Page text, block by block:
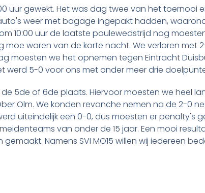
gewekt. Het was dag twee van het toernooi
weer met bagage ingepakt hadden,
10:00 uur de laatste poulewedstrijd nog
moe waren van de korte nacht. We verloren met
moesten we het opnemen tegen Eintracht
5-0 voor ons met onder meer drie
5de of 6de plaats. Hiervoor moesten we heel
Olm. We konden revanche nemen na de 2-0
uiteindelijk een 0-0, dus moesten er penalty's
van onder de 15 jaar. Een mooi
Namens SVI MO15 willen wij iedereen